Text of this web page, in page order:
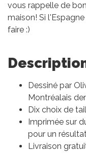
vous rappelle de
maison! Si
faire :)
Dessiné par
Montréalais
Dix choix de
Imprimée sur
pour un
Livraison